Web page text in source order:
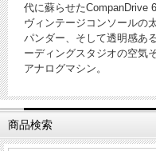
代に蘇らせたCompanDrive
ヴィンテージコンソールの
パンダー、そして透明感あ
ーディングスタジオの空気
アナログマシン。
商品検索